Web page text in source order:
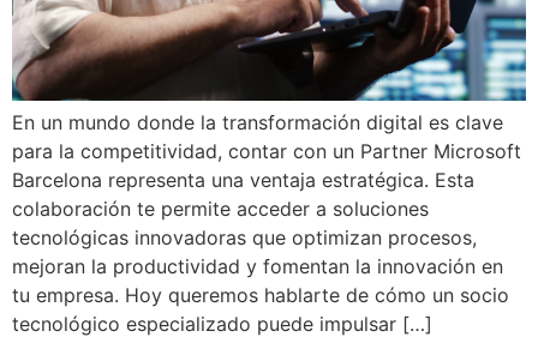
En un mundo donde la transformación digital es clave
para la competitividad, contar con un Partner Microsoft
Barcelona representa una ventaja estratégica. Esta
colaboración te permite acceder a soluciones
tecnológicas innovadoras que optimizan procesos,
mejoran la productividad y fomentan la innovación en
tu empresa. Hoy queremos hablarte de cómo un socio
tecnológico especializado puede impulsar […]